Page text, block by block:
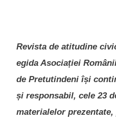
Revista de atitudine
egida Asociației
de Pretutindeni își
și responsabil, cele 23
materialelor